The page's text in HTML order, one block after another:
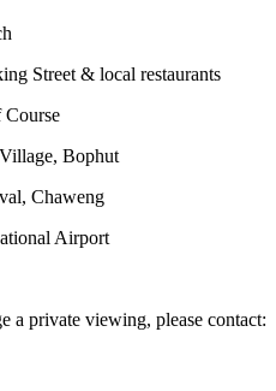
Street & local restaurants
Course
Bophut
Chaweng
Airport
a private viewing, please contact: